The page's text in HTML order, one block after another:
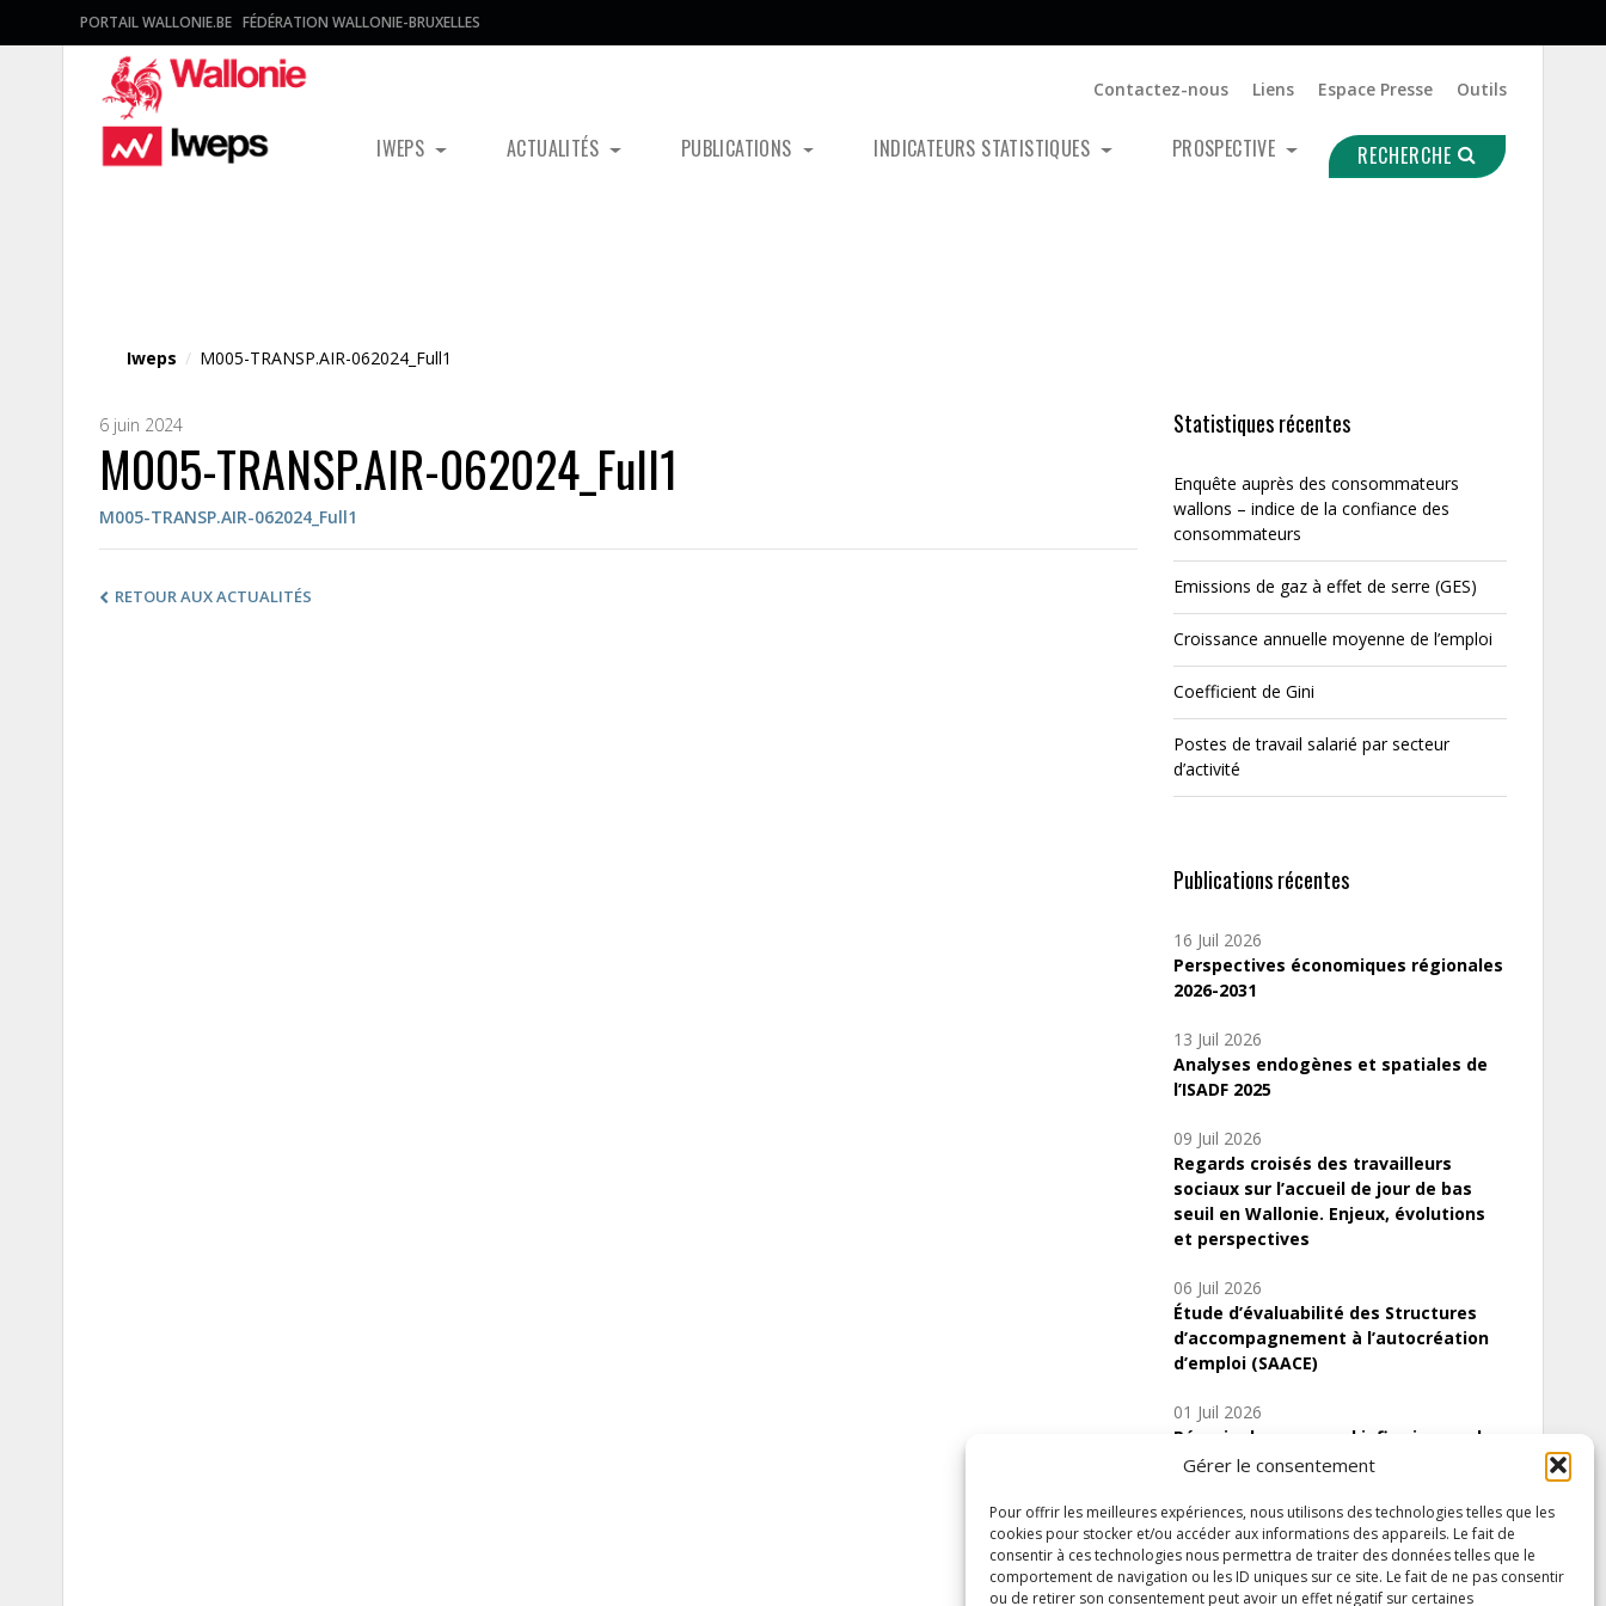
Gérer le consentement
Pour offrir les meilleures expériences, nous utilisons des technologies telles que les
cookies pour stocker et/ou accéder aux informations des appareils. Le fait de
consentir à ces technologies nous permettra de traiter des données telles que le
comportement de navigation ou les ID uniques sur ce site. Le fait de ne pas consentir
ou de retirer son consentement peut avoir un effet négatif sur certaines
PORTAIL WALLONIE.BE FÉDÉRATION WALLONIE-BRUXELLES
Contactez-nous Liens Espace Presse Outils
IWEPS ACTUALITÉS PUBLICATIONS INDICATEURS STATISTIQUES PROSPECTIVE RECHERCHE
Iweps / M005-TRANSP.AIR-062024_Full1
6 juin 2024
M005-TRANSP.AIR-062024_Full1
M005-TRANSP.AIR-062024_Full1
RETOUR AUX ACTUALITÉS
Statistiques récentes
Enquête auprès des consommateurs
wallons – indice de la confiance des
consommateurs
Emissions de gaz à effet de serre (GES)
Croissance annuelle moyenne de l’emploi
Coefficient de Gini
Postes de travail salarié par secteur
d’activité
Publications récentes
16 Juil 2026
Perspectives économiques régionales
2026-2031
13 Juil 2026
Analyses endogènes et spatiales de
l’ISADF 2025
09 Juil 2026
Regards croisés des travailleurs
sociaux sur l’accueil de jour de bas
seuil en Wallonie. Enjeux, évolutions
et perspectives
06 Juil 2026
Étude d’évaluabilité des Structures
d’accompagnement à l’autocréation
d’emploi (SAACE)
01 Juil 2026
Pénurie du personnel infirmier :quels
indicateurs d’offre de soins pour
Inscrivez-vous à notre newsletter